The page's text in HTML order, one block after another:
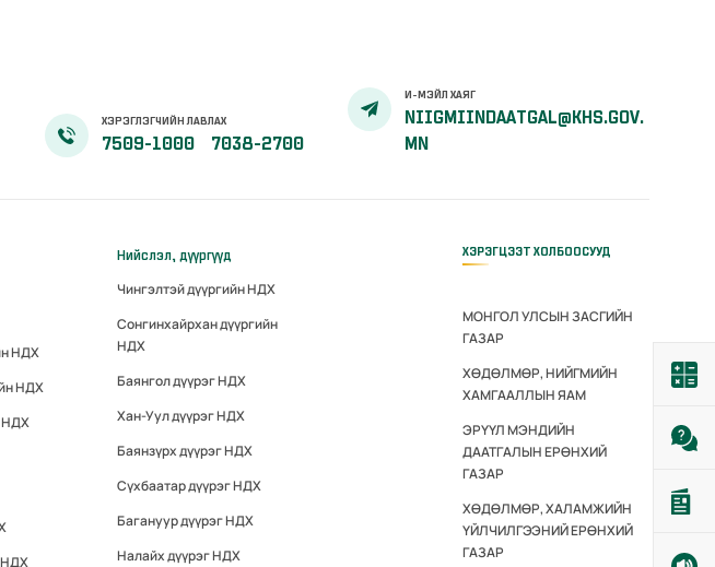
ХЭРЭГЛЭГЧИЙН ЛАВЛАХ
7509-1000 7038-2700
И-МЭЙЛ ХАЯГ
NIIGMIINDAATGAL@KHS.GOV.
MN
НДХ
НДХ
НДХ
НДХ
Нийслэл, дүүргүүд
Чингэлтэй дүүргийн НДХ
Сонгинхайрхан дүүргийн
НДХ
Баянгол дүүрэг НДХ
Хан-Уул дүүрэг НДХ
Баянзүрх дүүрэг НДХ
Сүхбаатар дүүрэг НДХ
Багануур дүүрэг НДХ
Налайх дүүрэг НДХ
ХЭРЭГЦЭЭТ ХОЛБООСУУД
МОНГОЛ УЛСЫН ЗАСГИЙН
ГАЗАР
ХӨДӨЛМӨР, НИЙГМИЙН
ХАМГААЛЛЫН ЯАМ
ЭРҮҮЛ МЭНДИЙН
ДААТГАЛЫН ЕРӨНХИЙ
ГАЗАР
ХӨДӨЛМӨР, ХАЛАМЖИЙН
ҮЙЛЧИЛГЭЭНИЙ ЕРӨНХИЙ
ГАЗАР